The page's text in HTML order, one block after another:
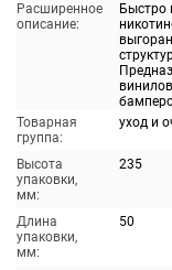
Расширенное
описание:
Быстро
Товарная
группа:
уход и
Высота
упаковки,
мм:
235
Длина
упаковки,
мм:
50